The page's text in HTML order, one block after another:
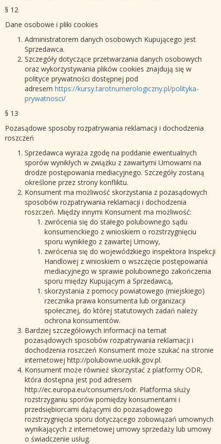
§ 12
Dane osobowe i pliki cookies
Administratorem danych osobowych Kupującego jest
Sprzedawca.
Szczegóły dotyczące przetwarzania danych osobowych
oraz wykorzystywania plików cookies znajdują się w
polityce prywatności dostępnej pod
adresem https://kursy.tarotnumerologiczny.pl/polityka-
prywatnosci/
§ 13
Pozasądowe sposoby rozpatrywania reklamacji i dochodzenia
roszczeń
Sprzedawca wyraża zgodę na poddanie ewentualnych
sporów wynikłych w związku z zawartymi Umowami na
drodze postępowania mediacyjnego. Szczegóły zostaną
określone przez strony konfliktu.
Konsument ma możliwość skorzystania z pozasądowych
sposobów rozpatrywania reklamacji i dochodzenia
roszczeń. Między innymi Konsument ma możliwość:
zwrócenia się do stałego polubownego sądu
konsumenckiego z wnioskiem o rozstrzygnięciu
sporu wynikłego z zawartej Umowy,
zwrócenia się do wojewódzkiego inspektora Inspekcji
Handlowej z wnioskiem o wszczęcie postępowania
mediacyjnego w sprawie polubownego zakończenia
sporu między Kupującym a Sprzedawcą,
skorzystania z pomocy powiatowego (miejskiego)
rzecznika prawa konsumenta lub organizacji
społecznej, do której statutowych zadań należy
ochrona konsumentów.
Bardziej szczegółowych informacji na temat
pozasądowych sposobów rozpatrywania reklamacji i
dochodzenia roszczeń Konsument może szukać na stronie
internetowej http://polubowne.uokik.gov.pl.
Konsument może również skorzystać z platformy ODR,
która dostępna jest pod adresem
http://ec.europa.eu/consumers/odr. Platforma służy
rozstrzyganiu sporów pomiędzy konsumentami i
przedsiębiorcami dążącymi do pozasądowego
rozstrzygnięcia sporu dotyczącego zobowiązań umownych
wynikających z internetowej umowy sprzedaży lub umowy
o świadczenie usług.